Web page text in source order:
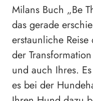
Milans Buch „Be
das gerade
erstaunliche
der
und auch Ihres.
es bei der